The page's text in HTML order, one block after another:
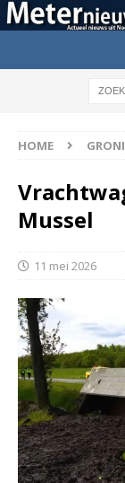
HOME
Mussel
11 mei 2026